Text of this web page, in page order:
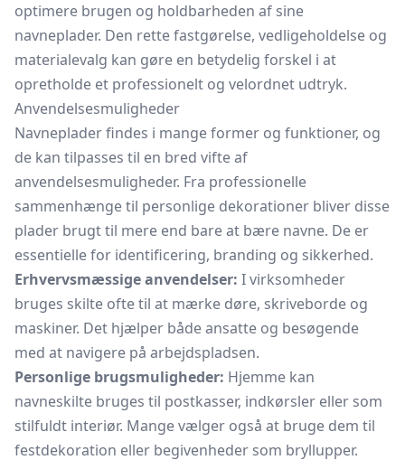
optimere brugen og holdbarheden af sine
navneplader. Den rette fastgørelse, vedligeholdelse og
materialevalg kan gøre en betydelig forskel i at
opretholde et professionelt og velordnet udtryk.
Anvendelsesmuligheder
Navneplader findes i mange former og funktioner, og
de kan tilpasses til en bred vifte af
anvendelsesmuligheder. Fra professionelle
sammenhænge til personlige dekorationer bliver disse
plader brugt til mere end bare at bære navne. De er
essentielle for identificering, branding og sikkerhed.
Erhvervsmæssige anvendelser: I virksomheder
bruges skilte ofte til at mærke døre, skriveborde og
maskiner. Det hjælper både ansatte og besøgende
med at navigere på arbejdspladsen.
Personlige brugsmuligheder: Hjemme kan
navneskilte bruges til postkasser, indkørsler eller som
stilfuldt interiør. Mange vælger også at bruge dem til
festdekoration eller begivenheder som bryllupper.